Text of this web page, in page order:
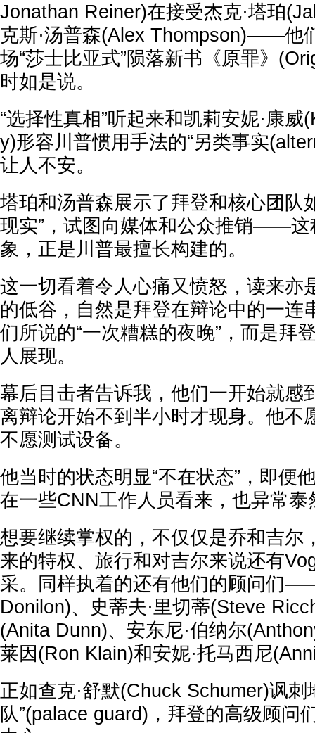
Jonathan Reiner)在接受杰克·塔珀
克斯·汤普森(Alex Thompson)——他
场“莎士比亚式”陨落新书《原罪》
时如是说。
“选择性真相”听起来和凯莉安妮·康
y)形容川普惯用手法的“另类事实
让人不安。
塔珀和汤普森展示了拜登和核心团队
现实”，试图向媒体和公众推销——这
象，正是川普最擅长构建的。
这一切看着令人心痛又愤怒，读来亦
的低谷，自然是拜登在辩论中的一连
们所说的“一次糟糕的夜晚”，而是拜
人展现。
幕后目击者告诉我，他们一开始就感
离辩论开始不到半小时才现身。他不
不愿测试设备。
他当时的状态明显“不在状态”，即便
在一些CNN工作人员看来，也异常泰
想要继续掌权的，不仅仅是乔和吉尔
来的特权、旅行和对吉尔来说还有
采。同样执着的还有他们的顾问们
Donilon)、史蒂夫·里切蒂(Steve
(Anita Dunn)、安东尼·伯纳尔
莱因(Ron Klain)和安妮·托马西尼
正如查克·舒默(Chuck Schumer)讽刺
队”(palace guard)，拜登的高级顾问